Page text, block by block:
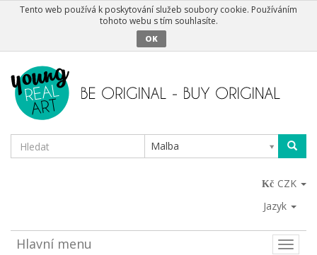
Tento web používá k poskytování služeb soubory cookie. Používáním
tohoto webu s tím souhlasíte.
OK
Malba
CZK
Jazyk
Toggle
Hlavní menu